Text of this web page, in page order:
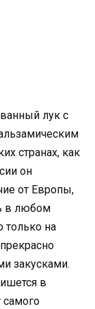
лук с
странах, как
он
от Европы,
в любом
только на
закусками.
в
самого